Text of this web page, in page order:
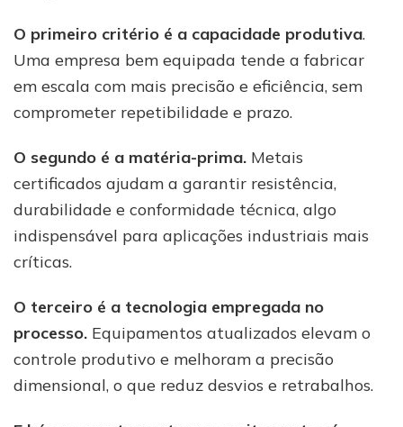
O primeiro critério é a capacidade produtiva.
Uma empresa bem equipada tende a fabricar
em escala com mais precisão e eficiência, sem
comprometer repetibilidade e prazo.
O segundo é a matéria-prima. Metais
certificados ajudam a garantir resistência,
durabilidade e conformidade técnica, algo
indispensável para aplicações industriais mais
críticas.
O terceiro é a tecnologia empregada no
processo. Equipamentos atualizados elevam o
controle produtivo e melhoram a precisão
dimensional, o que reduz desvios e retrabalhos.